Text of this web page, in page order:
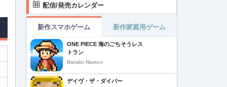
配信/発売カレンダー
新作スマホゲーム 新作家庭用ゲーム
ONE PIECE 海のごちそうレス
トラン
Bandai Namco
デイヴ・ザ・ダイバー